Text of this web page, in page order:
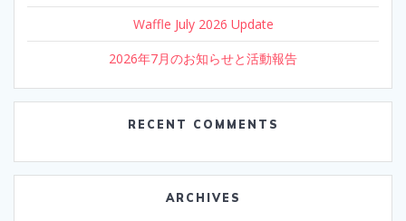
Waffle July 2026 Update
2026年7月のお知らせと活動報告
RECENT COMMENTS
ARCHIVES